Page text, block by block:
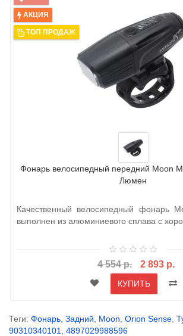
АКЦИЯ
ТОП ПРОДАЖ
Фонарь велосипедный передний Moon
Люмен
Качественный велосипедный фонарь
выполнен из алюминиевого сплава с
4 554 р. 2 893 р.
КУПИТЬ
Теги: Фонарь Задний Moon Orion Sense
90310340101
4897029988596